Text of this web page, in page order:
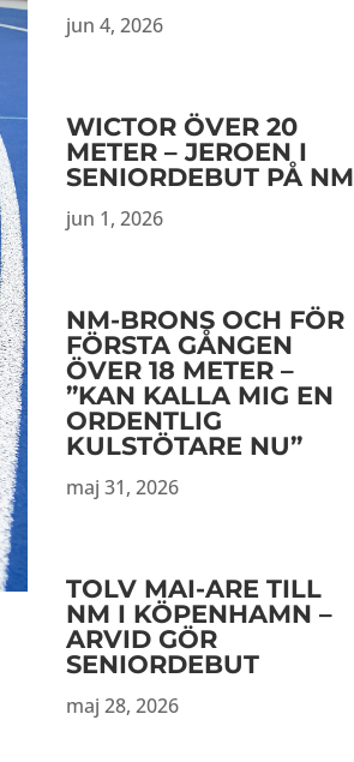
jun 4, 2026
WICTOR ÖVER 20
METER – JEROEN I
SENIORDEBUT PÅ NM
jun 1, 2026
NM-BRONS OCH FÖR
FÖRSTA GÅNGEN
ÖVER 18 METER –
”KAN KALLA MIG EN
ORDENTLIG
KULSTÖTARE NU”
maj 31, 2026
TOLV MAI-ARE TILL
NM I KÖPENHAMN –
ARVID GÖR
SENIORDEBUT
maj 28, 2026